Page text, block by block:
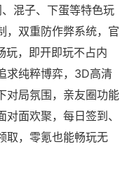
混子、下蛋等特色玩
，双重防作弊系统，官
玩，即开即玩不占内
求纯粹博弈，3D高清
对局氛围，亲友圈功能
面欢聚，每日签到、
取，零氪也能畅玩无